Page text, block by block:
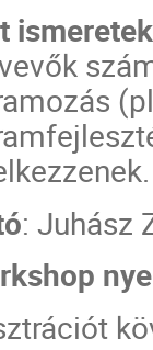
: Juhász